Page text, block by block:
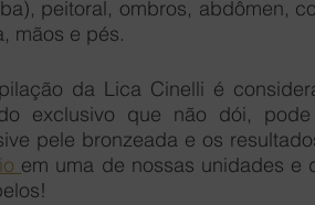
peitoral, ombros, abdômen,
mãos e pés.
da Lica Cinelli é
exclusivo que não dói,
pele bronzeada e os
em uma de nossas unidades